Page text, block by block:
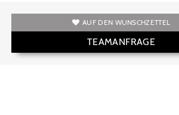
AUF DEN WUNSCHZETTEL
TEAMANFRAGE